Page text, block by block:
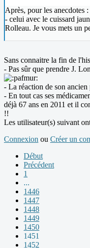
Après, pour les anecdotes :
- celui avec le cuissard
Rolleau. Je vous mets un
Sans connaitre la fin de
- Pas sûr que prendre J.
- La réaction de son
- En tout cas ses
déjà 67 ans en 2011 et il
!!
Les utilisateur(s) suivant
Connexion ou Créer un
Début
Précédent
1
...
1446
1447
1448
1449
1450
1451
1452